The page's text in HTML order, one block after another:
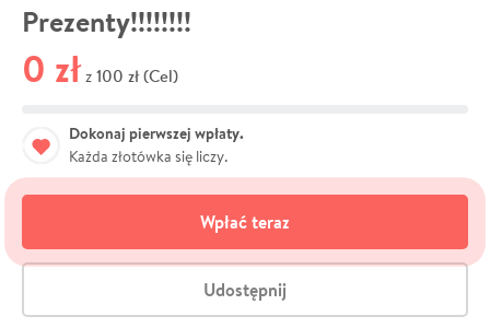
Prezenty!!!!!!!!
0 zł z 100 zł (Cel)
Dokonaj pierwszej wpłaty.
Każda złotówka się liczy.
Wpłać teraz
Udostępnij